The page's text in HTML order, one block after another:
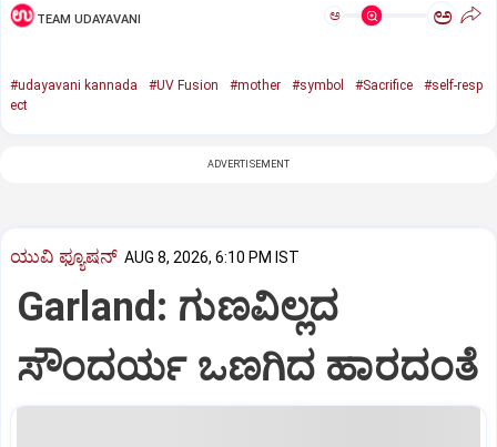
TEAM UDAYAVANI ಅ ಅ
#udayavani kannada #UV Fusion #mother #symbol #Sacrifice
#self-resp
ect
ADVERTISEMENT
ಯುವಿ ಫ್ಯೂಷನ್ AUG 8, 2026, 6:10 PM IST
Garland: ಗುಣವಿಲ್ಲದ
ಸೌಂದರ್ಯ ಒಣಗಿದ ಹಾರದಂತೆ